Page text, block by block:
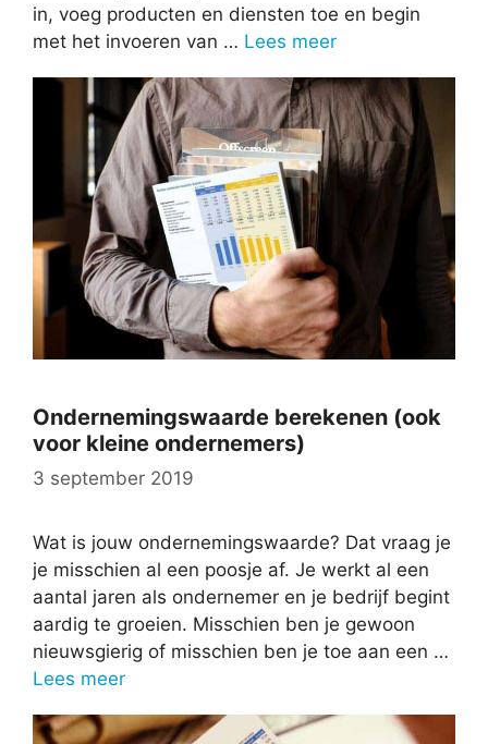
in, voeg producten en diensten toe en begin
met het invoeren van … Lees meer
Ondernemingswaarde berekenen (ook
voor kleine ondernemers)
3 september 2019
Wat is jouw ondernemingswaarde? Dat vraag je
je misschien al een poosje af. Je werkt al een
aantal jaren als ondernemer en je bedrijf begint
aardig te groeien. Misschien ben je gewoon
nieuwsgierig of misschien ben je toe aan een …
Lees meer